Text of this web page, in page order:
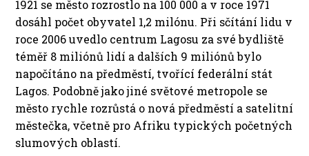
1921 se město rozrostlo na 100 000 a v roce 1971
dosáhl počet obyvatel 1,2 milónu. Při sčítání lidu v
roce 2006 uvedlo centrum Lagosu za své bydliště
téměř 8 miliónů lidí a dalších 9 miliónů bylo
napočítáno na předměstí, tvořící federální stát
Lagos. Podobně jako jiné světové metropole se
město rychle rozrůstá o nová předměstí a satelitní
městečka, včetně pro Afriku typických početných
slumových oblastí.